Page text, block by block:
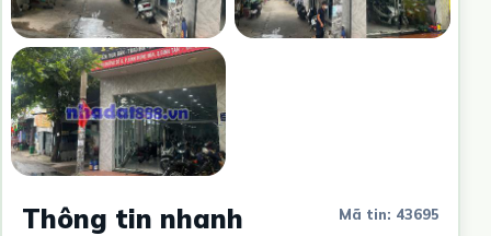
Thông tin nhanh Mã tin: 43695